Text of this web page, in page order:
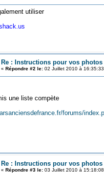
utiliser
Re : Instructions pour vos photos
« Répondre #2 le:02 Juillet 2010 à
une liste compète
forums/
Re : Instructions pour vos photos
« Répondre #3 le:03 Juillet 2010 à